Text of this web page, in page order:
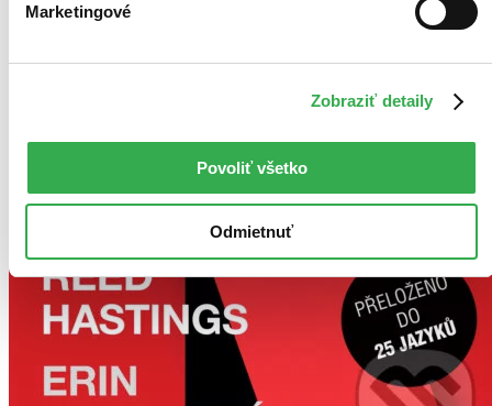
Marketingové
Zobraziť detaily
Povoliť všetko
Odmietnuť